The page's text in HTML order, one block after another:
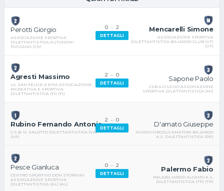
Perotti Giorgio
ASSOCIAZIONE SPORTIVA
DILETTANTISTICA AUTONOMI
FOSSANO (CN)
0- 2
DETTAGLI
Mencarelli Simone
ASSOCIAZIONE SPORTIVA
DILETTANTISTICA BILIARDO CLUB (VT)
(VT)
Agresti Massimo
UL SAN FELICE A EMA ASSOCIAZIONE
RICREATIVA E SPORTIVA
DILETTANTISTICA (FI) (FI)
2- 0
DETTAGLI
Sapone Paolo
CSB 4 GIUGNO ASSOCIAZIONE
SPORTIVA DILETTANTISTICA (MI)
Rubino Fernando Antonio
C.S.B. N. SALOTTO DILETTANTISTICA (VA)
(VA)
2- 0
DETTAGLI
D'amato Giuseppe
NUOVO CIRCOLO AMATORI BILIARDO
A.S. DILETTANTISTICA (PE)
Pesce Gianluca
CENTRO SPORTIVO DON STORNINI
ASSOCIAZIONE SPORTIVA
DILETTANTISTICA (AL) (AL)
0- 2
DETTAGLI
Palermo Fabio
PALABILIARDO ALCAMO A.S.
DILETTANTISTICA (TP) (TP)